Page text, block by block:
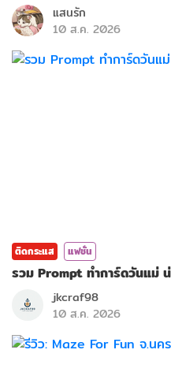
แสนรัก
10 ส.ค. 2026
ติดกระแส แฟชั่น
รวม Prompt ทำการ์ดวันแม่
jkcraf98
10 ส.ค. 2026